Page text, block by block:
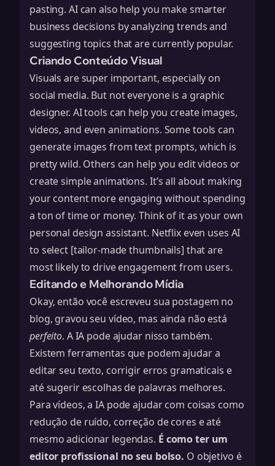
pasting. AI can also help you make smarter
business decisions by analyzing trends and
suggesting topics that are currently popular.
Criando Conteúdo Visual
Visuals are super important, especially on
social media. But not everyone is a graphic
designer. AI tools can help you create images,
videos, and even animations. Some tools can
generate images from text prompts, which is
pretty wild. Others can help you edit videos or
create simple animations. It’s all about making
your content more engaging without spending
a ton of time or money. Think of it as your own
personal design assistant. Netflix even uses AI
to select [tailor-made thumbnails] that are
most likely to drive engagement from users.
Editando e Melhorando Mídia
Okay, então você escreveu sua postagem no
blog, gravou seu vídeo, mas ainda não está
perfeito. A IA pode ajudar nisso também.
Existem ferramentas que podem ajudar a
editar seu texto, corrigir erros gramaticais e
até sugerir escolhas de palavras melhores.
Para vídeos, a IA pode ajudar com coisas como
redução de ruído, correção de cores e até
mesmo adicionar legendas. É como ter um
editor profissional no seu bolso. O objetivo é